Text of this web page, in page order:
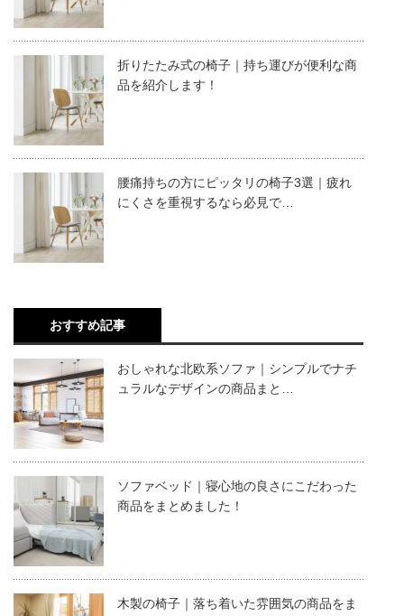
折りたたみ式の椅子｜持ち運びが便利な商
品を紹介します！
腰痛持ちの方にピッタリの椅子3選｜疲れ
にくさを重視するなら必見で…
おすすめ記事
おしゃれな北欧系ソファ｜シンプルでナチ
ュラルなデザインの商品まと…
ソファベッド｜寝心地の良さにこだわった
商品をまとめました！
木製の椅子｜落ち着いた雰囲気の商品をま